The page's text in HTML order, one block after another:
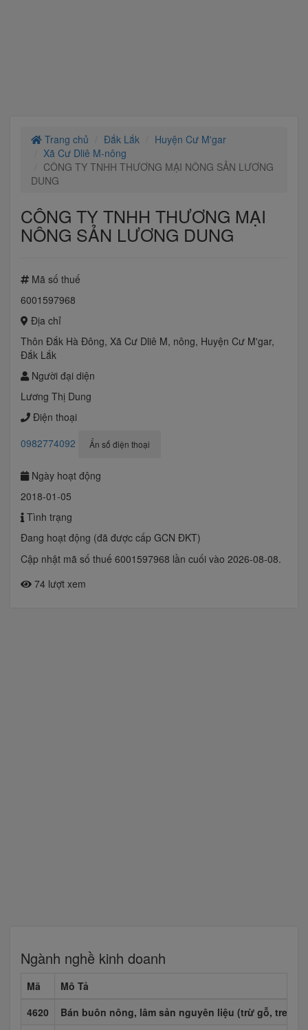
Trang chủ Đắk Lắk
Huyện Cư M'gar
Xã Cư Dliê M-nông
CÔNG TY TNHH THƯƠNG MẠI NÔNG SẢN LƯƠNG
DUNG
CÔNG TY TNHH THƯƠNG MẠI
NÔNG SẢN LƯƠNG DUNG
Mã số thuế
6001597968
Địa chỉ
Thôn Đắk Hà Đông, Xã Cư Dliê M, nông, Huyện Cư M'gar,
Đắk Lắk
Người đại diện
Lương Thị Dung
Điện thoại
0982774092
Ẩn số điện thoại
Ngày hoạt động
2018-01-05
Tình trạng
Đang hoạt động (đã được cấp GCN ĐKT)
Cập nhật mã số thuế 6001597968 lần cuối vào 2026-08-08.
74 lượt xem
Ngành nghề kinh doanh
Mã
Mô Tả
4620
Bán buôn nông, lâm sản nguyên liệu (trừ gỗ, tre,